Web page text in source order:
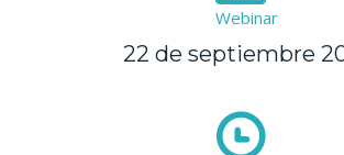
Webinar
22 de septiembre